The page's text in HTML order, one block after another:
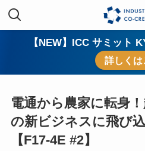
【NEW】ICC サミット
詳しくは
電通から農家に転身
の新ビジネスに飛び
【F17-4E #2】